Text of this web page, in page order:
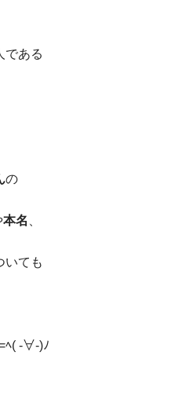
である
の
本名
いても
ﾍ( -∀-)ﾉ